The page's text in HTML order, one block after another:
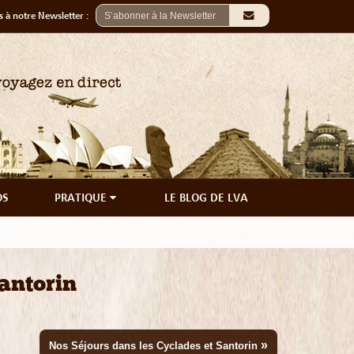
à notre Newsletter :
PRATIQUE LE BLOG DE LVA
Nos Séjours dans les Cyclades et Santorin »